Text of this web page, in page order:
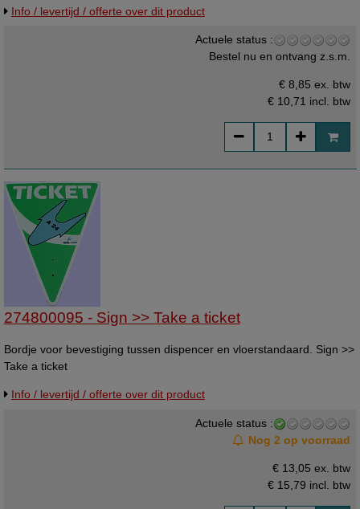
Info / levertijd / offerte over dit product
Actuele status :
Bestel nu en ontvang z.s.m.
€ 8,85 ex. btw
€ 10,71 incl. btw
274800095 - Sign >> Take a ticket
Bordje voor bevestiging tussen dispencer en vloerstandaard. Sign >>
Take a ticket
Info / levertijd / offerte over dit product
Actuele status :
Nog 2 op voorraad
€ 13,05 ex. btw
€ 15,79 incl. btw